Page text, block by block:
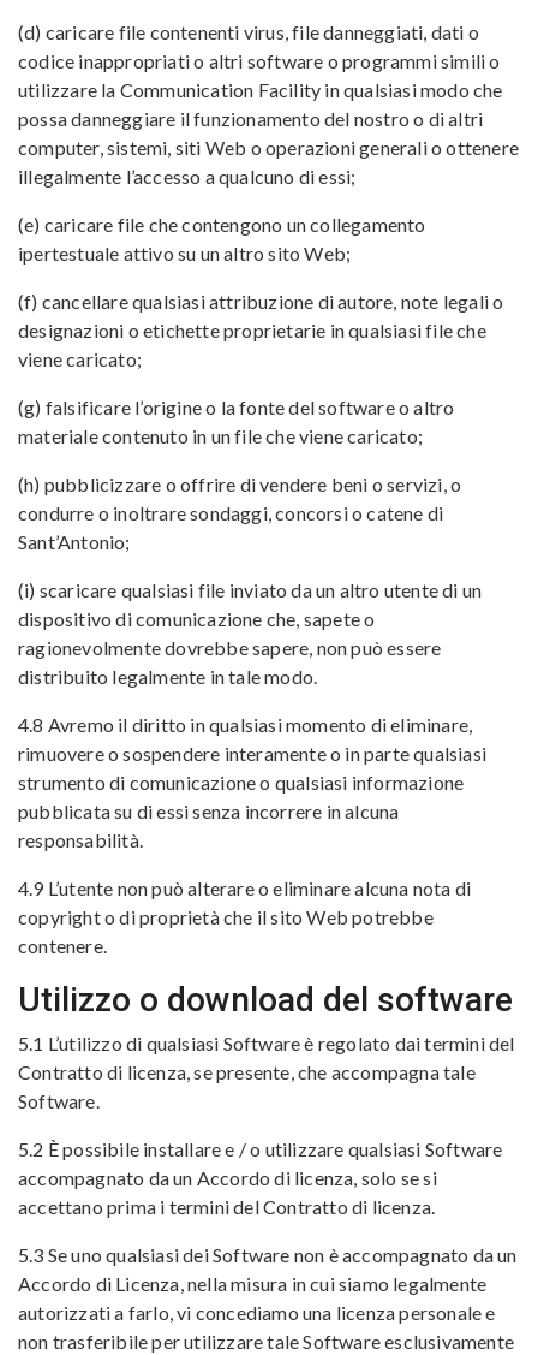
(d) caricare file contenenti virus, file danneggiati, dati o
codice inappropriati o altri software o programmi simili o
utilizzare la Communication Facility in qualsiasi modo che
possa danneggiare il funzionamento del nostro o di altri
computer, sistemi, siti Web o operazioni generali oottenere
illegalmente l’accesso a qualcuno di essi;
(e) caricare file che contengono un collegamento
ipertestuale attivo su un altro sito Web;
(f) cancellare qualsiasi attribuzione di autore, note legali o
designazioni o etichette proprietarie in qualsiasi file che
viene caricato;
(g) falsificare l’origine o la fonte del software o altro
materiale contenuto in un file che viene caricato;
(h) pubblicizzare o offrire di vendere beni o servizi, o
condurre o inoltrare sondaggi, concorsi o catene di
Sant’Antonio;
(i) scaricare qualsiasi file inviato da un altro utente di un
dispositivo di comunicazione che, sapete o
ragionevolmente dovrebbe sapere, non può essere
distribuito legalmente in tale modo.
4.8 Avremo il diritto in qualsiasi momento di eliminare,
rimuovere o sospendere interamente o in parte qualsiasi
strumento di comunicazione o qualsiasi informazione
pubblicata su di essi senza incorrere in alcuna
responsabilità.
4.9 L’utente non può alterare o eliminare alcuna nota di
copyright o di proprietà che il sito Web potrebbe
contenere.
Utilizzo o download del software
5.1 L’utilizzo di qualsiasi Software è regolato dai termini del
Contratto di licenza, se presente, che accompagna tale
Software.
5.2 È possibile installare e / o utilizzare qualsiasi Software
accompagnato da un Accordo di licenza, solo se si
accettano prima i termini del Contratto di licenza.
5.3 Se uno qualsiasi dei Software non è accompagnato da un
Accordo di Licenza, nella misura in cui siamo legalmente
autorizzati a farlo, vi concediamo una licenza personale e
non trasferibile per utilizzare tale Software esclusivamente